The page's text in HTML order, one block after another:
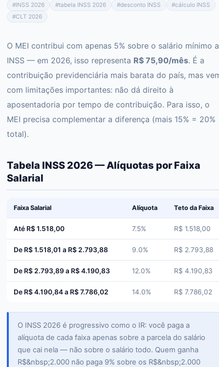
#INSS 2026 #tabela INSS 2026 #desconto INSS #cálculo INSS
#CLT 2026
O MEI contribui com apenas 5% sobre o salário mínimo
INSS — em 2026, isso representa R$ 75,90/mês. É a
contribuição previdenciária mais barata do país, mas
com limitações importantes: não dá direito à
aposentadoria por tempo de contribuição. Para isso, o
MEI precisa complementar a diferença (mais 15% = 20%
total).
Tabela INSS 2026 — Alíquotas por Faixa
Salarial
Faixa Salarial Alíquota Teto da Faixa
Até R$ 1.518,00 7.5% R$ 1.518,00
De R$ 1.518,01 a R$ 2.793,88 9.0% R$ 2.793,88
De R$ 2.793,89 a R$ 4.190,83 12.0% R$ 4.190,83
De R$ 4.190,84 a R$ 7.786,02 14.0% R$ 7.786,02
O INSS 2026 é progressivo como o IR: você paga a
alíquota de cada faixa apenas sobre a parcela do salário
que cai nela — não sobre o salário todo. Quem ganha
R$&nbsp;2.000 não paga 9% sobre os R$&nbsp;2.000